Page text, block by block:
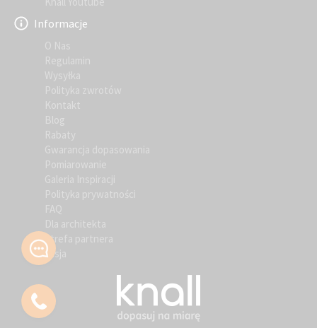
Informacje
O Nas
Regulamin
Wysyłka
Polityka zwrotów
Kontakt
Blog
Rabaty
Gwarancja dopasowania
Pomiarowanie
Galeria Inspiracji
Polityka prywatności
FAQ
Dla architekta
Strefa partnera
Misja